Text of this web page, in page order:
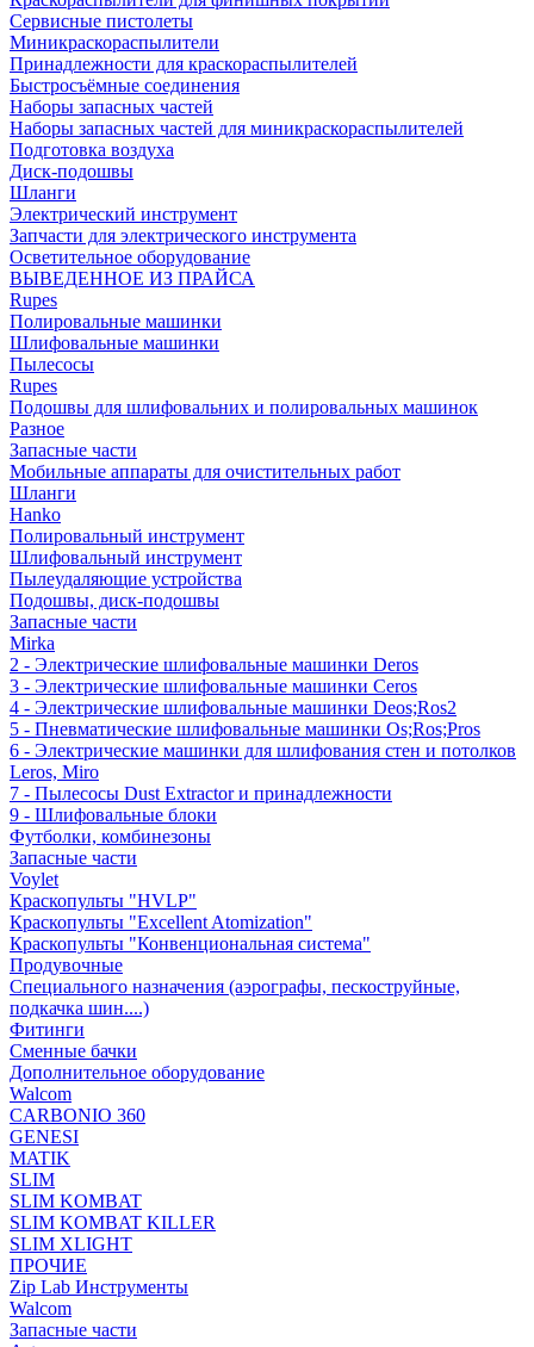
Сервисные пистолеты
Миникраскораспылители
Принадлежности для краскораспылителей
Быстросъёмные соединения
Наборы запасных частей
Наборы запасных частей для миникраскораспылителей
Подготовка воздуха
Диск-подошвы
Шланги
Электрический инструмент
Запчасти для электрического инструмента
Осветительное оборудование
ВЫВЕДЕННОЕ ИЗ ПРАЙСА
Rupes
Полировальные машинки
Шлифовальные машинки
Пылесосы
Rupes
Подошвы для шлифовальних и полировальных машинок
Разное
Запасные части
Мобильные аппараты для очистительных работ
Шланги
Hanko
Полировальный инструмент
Шлифовальный инструмент
Пылеудаляющие устройства
Подошвы, диск-подошвы
Запасные части
Mirka
2 - Электрические шлифовальные машинки Deros
3 - Электрические шлифовальные машинки Ceros
4 - Электрические шлифовальные машинки Deos;Ros2
5 - Пневматические шлифовальные машинки Os;Ros;Pros
6 - Электрические машинки для шлифования стен и потолков
Leros, Miro
7 - Пылесосы Dust Extractor и принадлежности
9 - Шлифовальные блоки
Футболки, комбинезоны
Запасные части
Voylet
Краскопульты "HVLP"
Краскопульты "Excellent Atomization"
Краскопульты "Конвенциональная система"
Продувочные
Специального назначения (аэрографы, пескоструйные,
подкачка шин....)
Фитинги
Сменные бачки
Дополнительное оборудование
Walcom
CARBONIO 360
GENESI
MATIK
SLIM
SLIM KOMBAT
SLIM KOMBAT KILLER
SLIM XLIGHT
ПРОЧИЕ
Zip Lab Инструменты
Walсom
Запасные части